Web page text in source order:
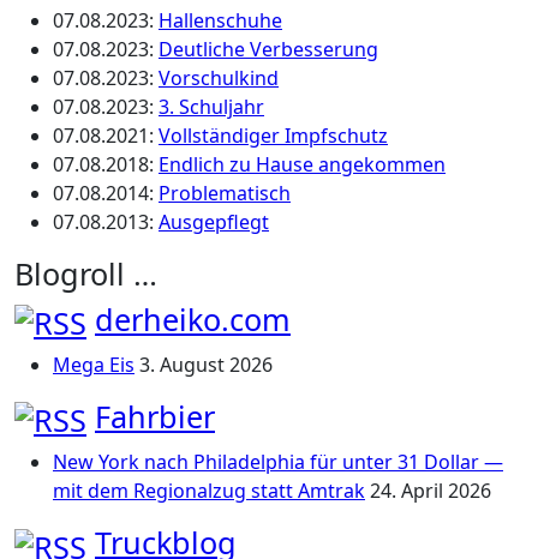
07.08.2023: Hallenschuhe
07.08.2023: Deutliche Verbesserung
07.08.2023: Vorschulkind
07.08.2023: 3. Schuljahr
07.08.2021: Vollständiger Impfschutz
07.08.2018: Endlich zu Hause angekommen
07.08.2014: Problematisch
07.08.2013: Ausgepflegt
Blogroll …
derheiko.com
Mega Eis 3. August 2026
Fahrbier
New York nach Philadelphia für unter 31 Dollar —
mit dem Regionalzug statt Amtrak24. April 2026
Truckblog